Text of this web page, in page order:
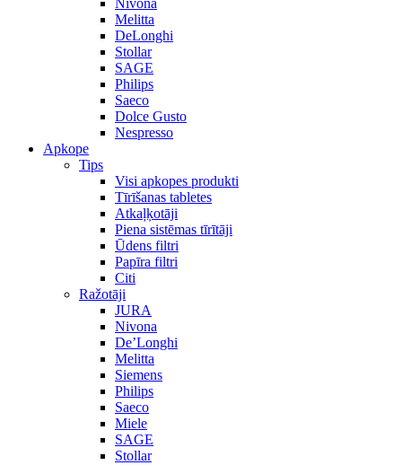
Nivona
Melitta
DeLonghi
Stollar
SAGE
Philips
Saeco
Dolce Gusto
Nespresso
Apkope
Tips
Visi apkopes produkti
Tīrīšanas tabletes
Atkaļķotāji
Piena sistēmas tīrītāji
Ūdens filtri
Papīra filtri
Citi
Ražotāji
JURA
Nivona
De’Longhi
Melitta
Siemens
Philips
Saeco
Miele
SAGE
Stollar